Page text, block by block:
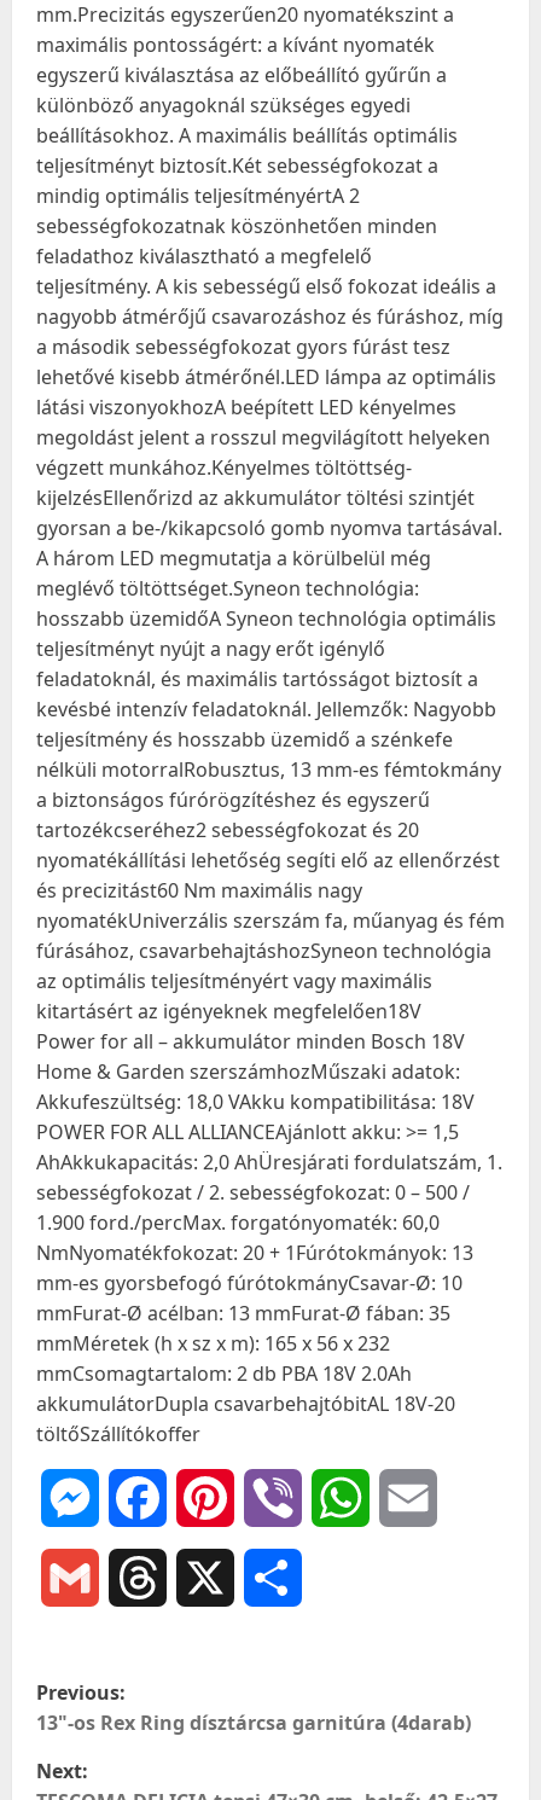
mm.Precizitás egyszerűen20 nyomatékszint a
maximális pontosságért: a kívánt nyomaték
egyszerű kiválasztása az előbeállító gyűrűn a
különböző anyagoknál szükséges egyedi
beállításokhoz. A maximális beállítás optimális
teljesítményt biztosít.Két sebességfokozat a
mindig optimális teljesítményértA 2
sebességfokozatnak köszönhetően minden
feladathoz kiválasztható a megfelelő
teljesítmény. A kis sebességű első fokozat ideális a
nagyobb átmérőjű csavarozáshoz és fúráshoz, míg
a második sebességfokozat gyors fúrást tesz
lehetővé kisebb átmérőnél.LED lámpa az optimális
látási viszonyokhozA beépített LED kényelmes
megoldást jelent a rosszul megvilágított helyeken
végzett munkához.Kényelmes töltöttség-
kijelzésEllenőrizd az akkumulátor töltési szintjét
gyorsan a be-/kikapcsoló gomb nyomva tartásával.
A három LED megmutatja a körülbelül még
meglévő töltöttséget.Syneon technológia:
hosszabb üzemidőA Syneon technológia optimális
teljesítményt nyújt a nagy erőt igénylő
feladatoknál, és maximális tartósságot biztosít a
kevésbé intenzív feladatoknál. Jellemzők: Nagyobb
teljesítmény és hosszabb üzemidő a szénkefe
nélküli motorralRobusztus, 13 mm-es fémtokmány
a biztonságos fúrórögzítéshez és egyszerű
tartozékcseréhez2 sebességfokozat és 20
nyomatékállítási lehetőség segíti elő az ellenőrzést
és precizitást60 Nm maximális nagy
nyomatékUniverzális szerszám fa, műanyag és fém
fúrásához, csavarbehajtáshozSyneon technológia
az optimális teljesítményért vagy maximális
kitartásért az igényeknek megfelelően18V
Power for all – akkumulátor minden Bosch 18V
Home & Garden szerszámhozMűszaki adatok:
Akkufeszültség: 18,0 VAkku kompatibilitása: 18V
POWER FOR ALL ALLIANCEAjánlott akku: >= 1,5
AhAkkukapacitás: 2,0 AhÜresjárati fordulatszám, 1.
sebességfokozat / 2. sebességfokozat: 0 – 500 /
1.900 ford./percMax. forgatónyomaték: 60,0
NmNyomatékfokozat: 20 + 1Fúrótokmányok: 13
mm-es gyorsbefogó fúrótokmányCsavar-Ø: 10
mmFurat-Ø acélban: 13 mmFurat-Ø fában: 35
mmMéretek (h x sz x m): 165 x 56 x 232
mmCsomagtartalom: 2 db PBA 18V 2.0Ah
akkumulátorDupla csavarbehajtóbitAL 18V-20
töltőSzállítókoffer
MessengerFacebookPinterest Viber WhatsApp
Gmail Threads
P
o
s
Previous:
13"-os Rex Ring dísztárcsa garnitúra (4darab)
Next: